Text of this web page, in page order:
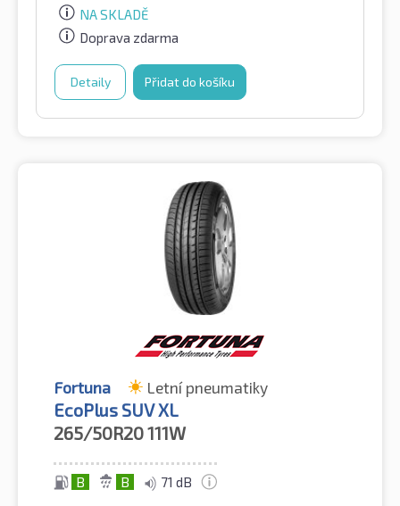
NA SKLADĚ
Doprava zdarma
Detaily Přidat do košíku
Fortuna Letní pneumatiky
EcoPlus SUV XL
265/50R20111W
B B 71 dB